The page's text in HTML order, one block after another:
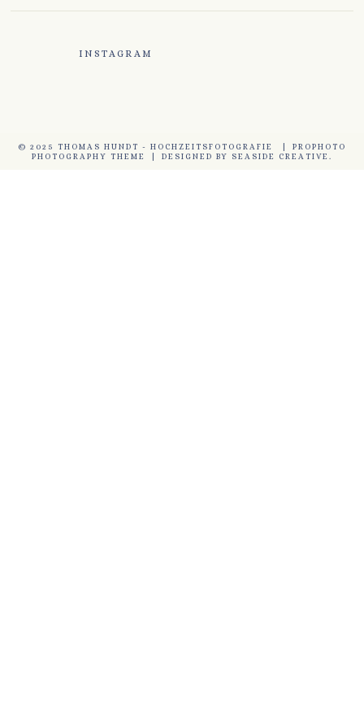
INSTAGRAM
© 2025 THOMAS HUNDT - HOCHZEITSFOTOGRAFIE
PROPHOTO
PHOTOGRAPHY THEME
DESIGNED BY SEASIDE CREATIVE.